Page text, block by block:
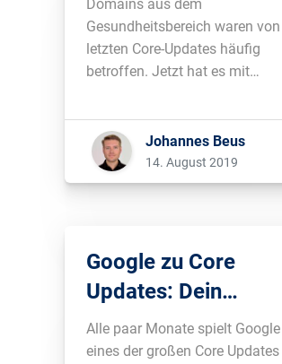
Meinung haben?
Domains aus dem
Gesundheitsbereich waren
letzten Core-Updates häufig
betroffen. Jetzt hat es mit
getroffen, die augenscheinlich
richtig macht. Scheitert Google
seinen neuen, hohen
Johannes Beus
14. August 2019
Google zu Core
Updates: Dein
Wettbewerb ist
als Du
Alle paar Monate spielt Google
eines der großen Core